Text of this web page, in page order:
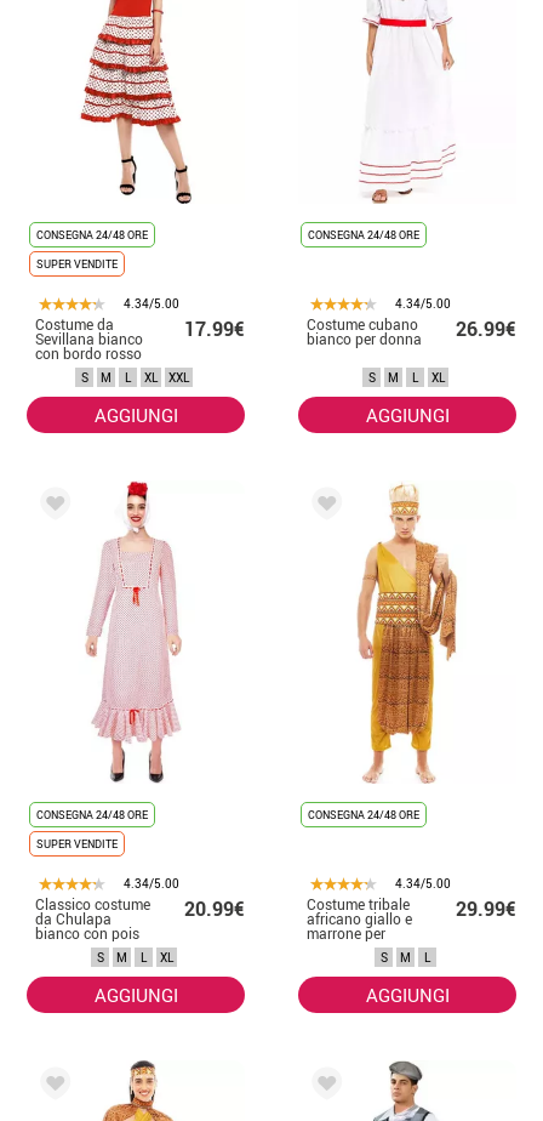
CONSEGNA 24/48 ORE
SUPER VENDITE
4.34/5.00
Costume da
Sevillana bianco
con bordo rosso
per donna
17.99€
S M L XL XXL
AGGIUNGI
CONSEGNA 24/48 ORE
4.34/5.00
Costume cubano
bianco per donna 26.99€
S M L XL
AGGIUNGI
CONSEGNA 24/48 ORE
SUPER VENDITE
4.34/5.00
Classico costume
da Chulapa
bianco con pois
rossi per donna
20.99€
S M L XL
AGGIUNGI
CONSEGNA 24/48 ORE
4.34/5.00
Costume tribale
africano giallo e
marrone per
29.99€
S M L
AGGIUNGI